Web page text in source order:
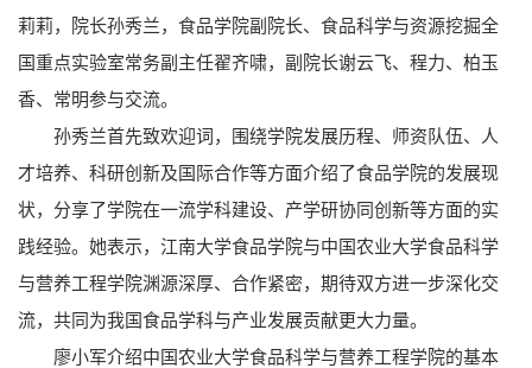
莉莉，院长孙秀兰，食品学院副院长、食品科学与资源挖掘全
国重点实验室常务副主任翟齐啸，副院长谢云飞、程力、柏玉
香、常明参与交流。
孙秀兰首先致欢迎词，围绕学院发展历程、师资队伍、人
才培养、科研创新及国际合作等方面介绍了食品学院的发展现
状，分享了学院在一流学科建设、产学研协同创新等方面的实
践经验。她表示，江南大学食品学院与中国农业大学食品科学
与营养工程学院渊源深厚、合作紧密，期待双方进一步深化交
流，共同为我国食品学科与产业发展贡献更大力量。
廖小军介绍中国农业大学食品科学与营养工程学院的基本